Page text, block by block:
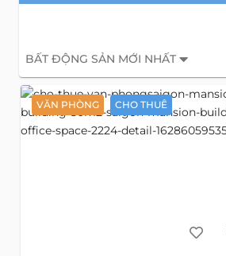
BẤT ĐỘNG SẢN MỚI NHẤT
VĂN PHÒNG CHO THUÊ